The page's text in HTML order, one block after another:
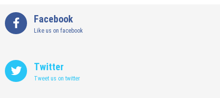
Facebook
Like us on facebook
Twitter
Tweet us on twitter